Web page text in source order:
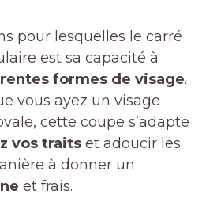
pour lesquelles le carré
est sa capacité à
formes de visage.
vous ayez un visage
cette coupe s’adapte
vos traits et adoucir les
à donner un
et frais.